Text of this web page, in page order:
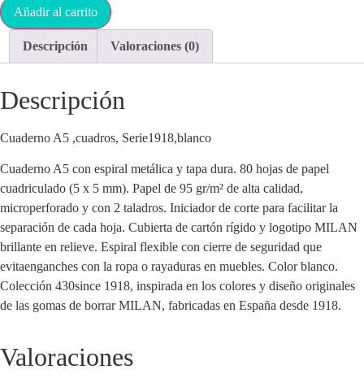
Añadir al carrito
Descripción Valoraciones (0)
Descripción
Cuaderno A5 ,cuadros, Serie1918,blanco
Cuaderno A5 con espiral metálica y tapa dura. 80 hojas de papel
cuadriculado (5 x 5 mm). Papel de 95 gr/m² de alta calidad,
microperforado y con 2 taladros. Iniciador de corte para facilitar la
separación de cada hoja. Cubierta de cartón rígido y logotipo MILAN
brillante en relieve. Espiral flexible con cierre de seguridad que
evitaenganches con la ropa o rayaduras en muebles. Color blanco.
Colección 430since 1918, inspirada en los colores y diseño originales
de las gomas de borrar MILAN, fabricadas en España desde 1918.
Valoraciones